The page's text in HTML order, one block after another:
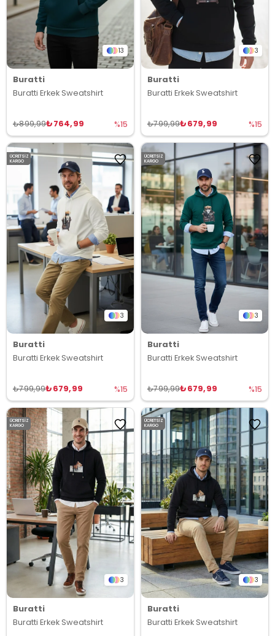
13
Buratti
Buratti Erkek Sweatshirt
₺764,99
₺899,99 %15
3
Buratti
Buratti Erkek Sweatshirt
₺679,99
₺799,99 %15
3
Buratti
Buratti Erkek Sweatshirt
₺679,99
₺799,99 %15
ÜCRETSIZ
KARGO
3
Buratti
Buratti Erkek Sweatshirt
₺679,99
₺799,99 %15
ÜCRETSIZ
KARGO
3
Buratti
Buratti Erkek Sweatshirt
ÜCRETSIZ
KARGO
3
Buratti
Buratti Erkek Sweatshirt
ÜCRETSIZ
KARGO